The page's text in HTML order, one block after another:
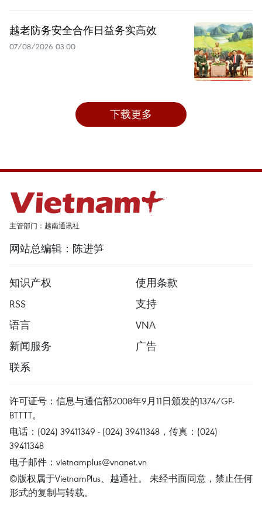
越老防务安全合作日益务实高效
07/08/2026 03:00
下载更多
主管部门：越南通讯社
网站总编辑：陈进笋
知识产权
使用条款
RSS
支持
语言
VNA
新闻服务
广告
联系
许可证号：信息与通信部2008年9月11日颁发的1374/GP-
BTTTT。
电话：(024) 39411349 - (024) 39411348，传真：(024)
39411348
电子邮件： vietnamplus@vnanet.vn
©版权属于VietnamPlus、越通社。 未经书面同意，禁止任何
形式的复制与转载。